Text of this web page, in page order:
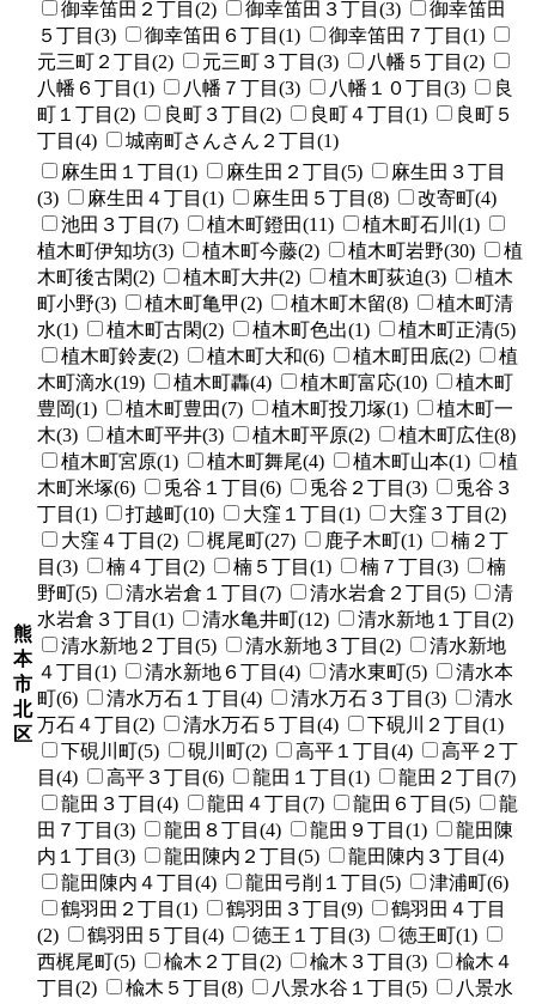
御幸笛田２丁目(2) 御幸笛田３丁目(3)
御幸笛田
５丁目(3)
御幸笛田６丁目(1)
御幸笛田７丁目(1)
元三町２丁目(2)
元三町３丁目(3)
八幡５丁目(2)
八幡６丁目(1)
八幡７丁目(3) 八幡１０丁目(3)
良
町１丁目(2)
良町３丁目(2) 良町４丁目(1)
良町５
丁目(4)
城南町さんさん２丁目(1)
熊
本
市
北
区
麻生田１丁目(1) 麻生田２丁目(5)
麻生田３丁目
(3)
麻生田４丁目(1) 麻生田５丁目(8)
改寄町(4)
池田３丁目(7)
植木町鐙田(11)
植木町石川(1)
植木町伊知坊(3)
植木町今藤(2) 植木町岩野(30)
植
木町後古閑(2)
植木町大井(2) 植木町荻迫(3)
植木
町小野(3)
植木町亀甲(2) 植木町木留(8)
植木町清
水(1)
植木町古閑(2) 植木町色出(1)
植木町正清(5)
植木町鈴麦(2)
植木町大和(6) 植木町田底(2)
植
木町滴水(19)
植木町轟(4) 植木町富応(10)
植木町
豊岡(1)
植木町豊田(7) 植木町投刀塚(1)
植木町一
木(3)
植木町平井(3) 植木町平原(2)
植木町広住(8)
植木町宮原(1)
植木町舞尾(4) 植木町山本(1)
植
木町米塚(6)
兎谷１丁目(6) 兎谷２丁目(3)
兎谷３
丁目(1)
打越町(10) 大窪１丁目(1)
大窪３丁目(2)
大窪４丁目(2)
梶尾町(27) 鹿子木町(1)
楠２丁
目(3)
楠４丁目(2) 楠５丁目(1) 楠７丁目(3)
楠
野町(5)
清水岩倉１丁目(7) 清水岩倉２丁目(5)
清
水岩倉３丁目(1)
清水亀井町(12)
清水新地１丁目(2)
清水新地２丁目(5)
清水新地３丁目(2)
清水新地
４丁目(1)
清水新地６丁目(4) 清水東町(5)
清水本
町(6)
清水万石１丁目(4) 清水万石３丁目(3)
清水
万石４丁目(2)
清水万石５丁目(4)
下硯川２丁目(1)
下硯川町(5)
硯川町(2) 高平１丁目(4)
高平２丁
目(4)
高平３丁目(6) 龍田１丁目(1)
龍田２丁目(7)
龍田３丁目(4)
龍田４丁目(7) 龍田６丁目(5)
龍
田７丁目(3)
龍田８丁目(4) 龍田９丁目(1)
龍田陳
内１丁目(3)
龍田陳内２丁目(5)
龍田陳内３丁目(4)
龍田陳内４丁目(4)
龍田弓削１丁目(5)
津浦町(6)
鶴羽田２丁目(1)
鶴羽田３丁目(9)
鶴羽田４丁目
(2)
鶴羽田５丁目(4) 徳王１丁目(3)
徳王町(1)
西梶尾町(5)
楡木２丁目(2) 楡木３丁目(3)
楡木４
丁目(2)
楡木５丁目(8) 八景水谷１丁目(5)
八景水